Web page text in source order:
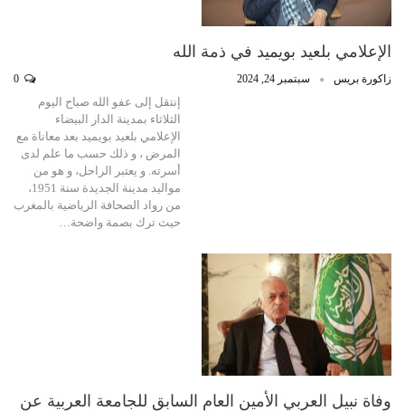
الإعلامي بلعيد بويميد في ذمة الله
زاكورة بريس سبتمبر 24, 2024
إنتقل إلى عفو الله صباح اليوم
الثلاثاء بمدينة الدار البيضاء
الإعلامي بلعيد بويميد بعد معاناة مع
المرض ، و ذلك حسب ما علم لدى
أسرته. و يعتبر الراحل، و هو من
مواليد مدينة الجديدة سنة 1951،
من رواد الصحافة الرياضية بالمغرب
حيث ترك بصمة واضحة…
وفاة نبيل العربي الأمين العام السابق للجامعة العربية عن